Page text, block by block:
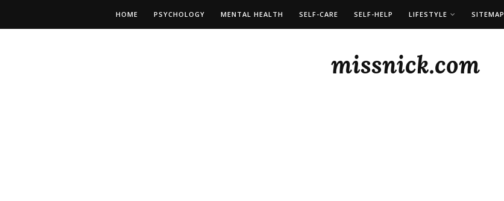
HOME PSYCHOLOGY MENTAL HEALTH SELF-CARE SELF-HELP LIFESTYLE SITEMAP
missnick.com